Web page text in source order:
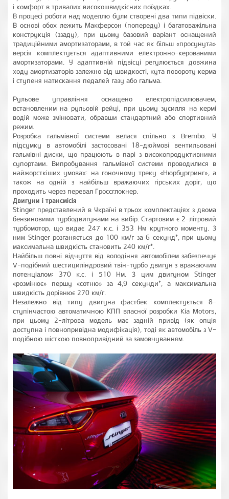
і комфорт в тривалих високошвидкісних поїздках.
В процесі роботи над моделлю були створені два типи підвіски.
В основі обох лежить Макферсон (попереду) і багатоважільна
конструкція (ззаду), при цьому базовий варіант оснащений
традиційними амортизаторами, в той час як більш «просунута»
версія комплектується адаптивними електронно-керованими
амортизаторами. У адаптивній підвісці регулюється довжина
ходу амортизаторів залежно від швидкості, кута повороту керма
і ступеня натискання педалей газу або гальма.
Рульове управління оснащено електропідсилювачем,
встановленим на рульовій рейці, при цьому зусилля на кермі
водій може змінювати, обравши стандартний або спортивний
режим.
Розробка гальмівної системи велася спільно з Brembo. У
підсумку в автомобілі застосовані 18-дюймові вентильовані
гальмівні диски, що працюють в парі з високопродуктивними
супортами. Випробування гальмівної системи проводилися в
найжорсткіших умовах: на гоночному треку «Нюрбургринг», а
також на одній з найбільш вражаючих гірських доріг, що
проходить через перевал Гроссглокнер.
Двигуни і трансмісія
Stinger представлений в Україні в трьох комплектаціях з двома
бензиновими турбодвигунами на вибір. Стартовим є 2-літровий
турбомотор, що видає 247 к.с. і 353 Нм крутного моменту. З
ним Stinger розганяється до 100 км/г за 6 секунд*, при цьому
максимальна швидкість становить 240 км/г*.
Найбільш повні відчуття від володіння автомобілем забезпечує
V-подібний шестициліндровий твін-турбо двигун з вражаючим
потенціалом: 370 к.с. і 510 Нм. З цим двигуном Stinger
«розмінює» першу «сотню» за 4,9 секунди*, а максимальна
швидкість дорівнює 270 км/г.
Незалежно від типу двигуна фастбек комплектується 8-
ступінчастою автоматичною КПП власної розробки Kia Motors,
при цьому 2-літрова модель має задній привід (як опція
доступна і повнопривідна модифікація), тоді як автомобіль з V-
подібною шісткою повнопривідний за замовчуванням.